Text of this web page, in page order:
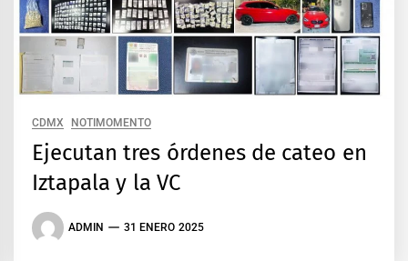
CDMX NOTIMOMENTO
Ejecutan tres órdenes de cateo en
Iztapala y la VC
ADMIN 31 ENERO 2025